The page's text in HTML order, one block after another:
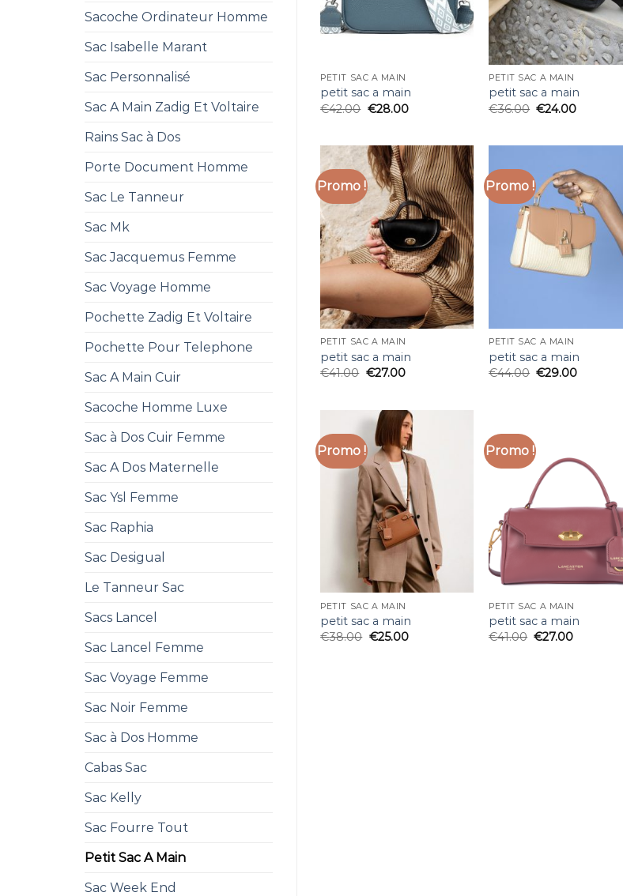
Sacoche Ordinateur Homme
Sac Isabelle Marant
Sac Personnalisé
Sac A Main Zadig Et Voltaire
Rains Sac à Dos
Porte Document Homme
Sac Le Tanneur
Sac Mk
Sac Jacquemus Femme
Sac Voyage Homme
Pochette Zadig Et Voltaire
Pochette Pour Telephone
Sac A Main Cuir
Sacoche Homme Luxe
Sac à Dos Cuir Femme
Sac A Dos Maternelle
Sac Ysl Femme
Sac Raphia
Sac Desigual
Le Tanneur Sac
Sacs Lancel
Sac Lancel Femme
Sac Voyage Femme
Sac Noir Femme
Sac à Dos Homme
Cabas Sac
Sac Kelly
Sac Fourre Tout
Petit Sac A Main
Sac Week End
PETIT SAC A MAIN
petit sac a main
€42.00 €28.00
PETIT SAC A MAIN
petit sac a main
€36.00 €24.00
Promo !
PETIT SAC A MAIN
petit sac a main
€41.00 €27.00
Promo !
PETIT SAC A MAIN
petit sac a main
€44.00 €29.00
Promo !
PETIT SAC A MAIN
petit sac a main
€38.00 €25.00
Promo !
PETIT SAC A MAIN
petit sac a main
€41.00 €27.00